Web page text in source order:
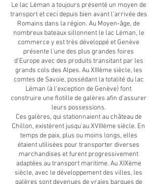
Le lac Léman a toujours présenté un moyen de
transport et ceci depuis bien avant l'arrivée des
Romains dans la région. Au Moyen-âge, de
nombreux bateaux sillonnent le lac Léman, le
commerce y est très développé et Genève
présente l'une des plus grandes foires
d'Europe avec des produits transitant par les
grands cols des Alpes. Au XIIIème siècle, les
comtes de Savoie, possédant la totalité du lac
Léman (à l'exception de Genève) font
construire une flotille de galères afin d'assurer
leurs possessions.
Ces galères, qui stationnaient au château de
Chillon, existèrent jusqu'au XVIIIème siècle. En
temps de paix, plus ou moins longs, elles
étaient utilisées pour transporter diverses
marchandises et furent progressivement
adaptées au transport maritime. Au XIXème
siècle, avec le développement des villes, les
galères sont devenues de vraies barques de